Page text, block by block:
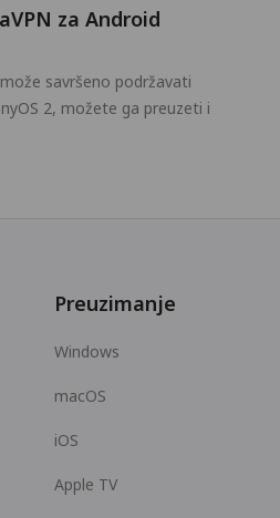
za Android
savršeno podržavati
2, možete ga preuzeti i
Preuzimanje
Windows
macOS
iOS
Apple TV